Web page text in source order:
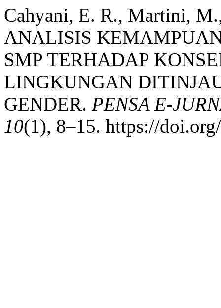
Cahyani, E. R., Martini,
ANALISIS
SMP TERHADAP
LINGKUNGAN
GENDER. PENSA E-
10(1), 8–15. https://